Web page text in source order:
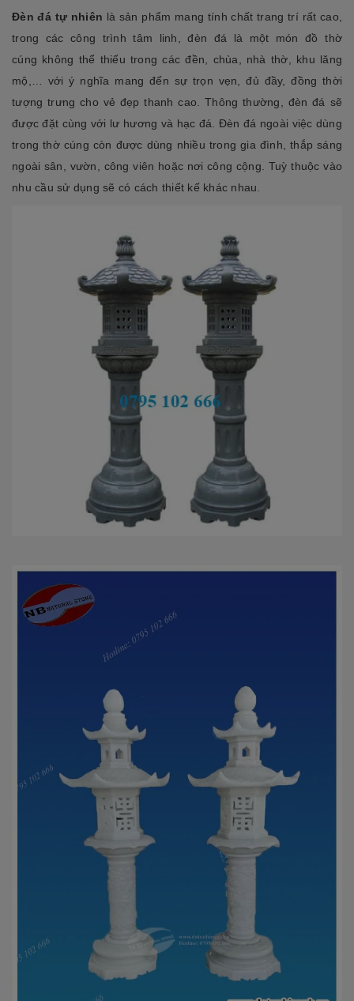
Đèn đá tự nhiên là sản phẩm mang tính chất trang trí rất cao,
trong các công trình tâm linh, đèn đá là một món đồ thờ
cúng không thể thiếu trong các đền, chùa, nhà thờ, khu lăng
mộ,… với ý nghĩa mang đến sự trọn vẹn, đủ đầy, đồng thời
tượng trưng cho vẻ đẹp thanh cao. Thông thường, đèn đá sẽ
được đặt cùng với lư hương và hạc đá. Đèn đá ngoài việc dùng
trong thờ cúng còn được dùng nhiều trong gia đình, thắp sáng
ngoài sân, vườn, công viên hoặc nơi công cộng. Tuỳ thuộc vào
nhu cầu sử dụng sẽ có cách thiết kế khác nhau.